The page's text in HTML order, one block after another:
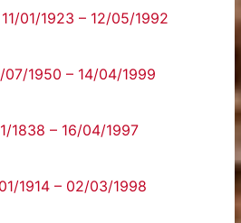
01/1923 – 12/05/1992
07/1950 – 14/04/1999
1838 – 16/04/1997
1914 – 02/03/1998